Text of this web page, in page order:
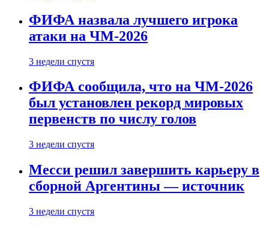
ФИФА назвала лучшего игрока
атаки на ЧМ-2026
3 недели спустя
ФИФА сообщила, что на ЧМ-2026
был установлен рекорд мировых
первенств по числу голов
3 недели спустя
Месси решил завершить карьеру в
сборной Аргентины — источник
3 недели спустя